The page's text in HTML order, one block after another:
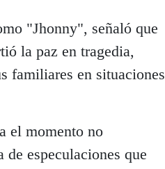
"Jhonny", señaló que
la paz en tragedia,
familiares en situaciones
el momento no
de especulaciones que